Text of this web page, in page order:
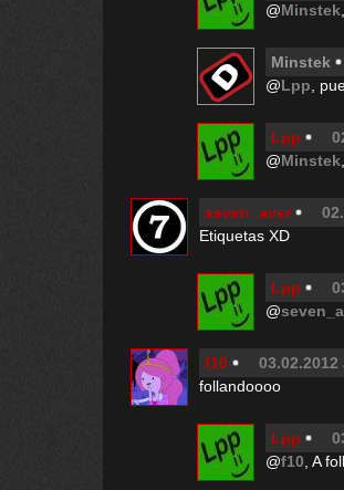
@Minstek
Minstek
@Lpp ,
Lpp
@Minstek
seven_avsr
Etiquetas XD
Lpp
@
f10
follandoooo
Lpp
@f10 , A